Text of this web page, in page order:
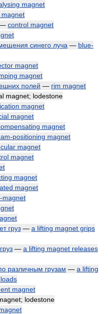
magnet
magnet
control magnet
синего луча — blue-
magnet
magnet
полей — rim magnet
magnet; lodestone
magnet
magnet
magnet
positioning magnet
magnet
magnet
magnet
magnet
magnet
груз — a lifting magnet grips
— a lifting magnet releases
различным грузам — a lifting
magnet
lodestone